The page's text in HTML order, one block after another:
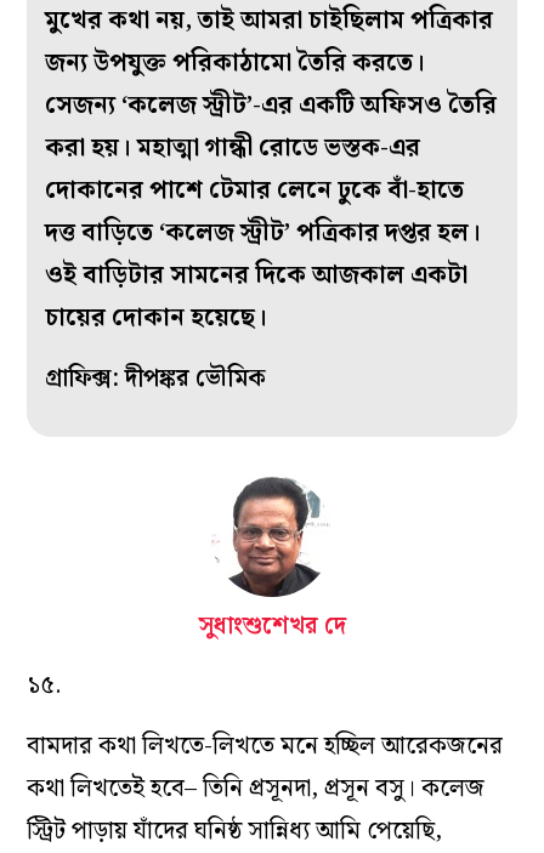
মুখের কথা নয়, তাই আমরা চাইছিলাম পত্রিকার
জন্য উপযুক্ত পরিকাঠামো তৈরি করতে।
সেজন্য ‘কলেজ স্ট্রীট’-এর একটি অফিসও তৈরি
করা হয়। মহাত্মা গান্ধী রোডে ভস্তক-এর
দোকানের পাশে টেমার লেনে ঢুকে বাঁ-হাতে
দত্ত বাড়িতে ‘কলেজ স্ট্রীট’ পত্রিকার দপ্তর হল।
ওই বাড়িটার সামনের দিকে আজকাল একটা
চায়ের দোকান হয়েছে।
গ্রাফিক্স: দীপঙ্কর ভৌমিক
সুধাংশুশেখর দে
১৫.
বামদার কথা লিখতে-লিখতে মনে হচ্ছিল আরেকজনের
কথা লিখতেই হবে– তিনি প্রসূনদা, প্রসূন বসু। কলেজ
স্ট্রিট পাড়ায় যাঁদের ঘনিষ্ঠ সান্নিধ্য আমি পেয়েছি,